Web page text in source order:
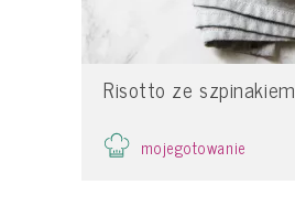
Risotto ze szpinakiem
mojegotowanie